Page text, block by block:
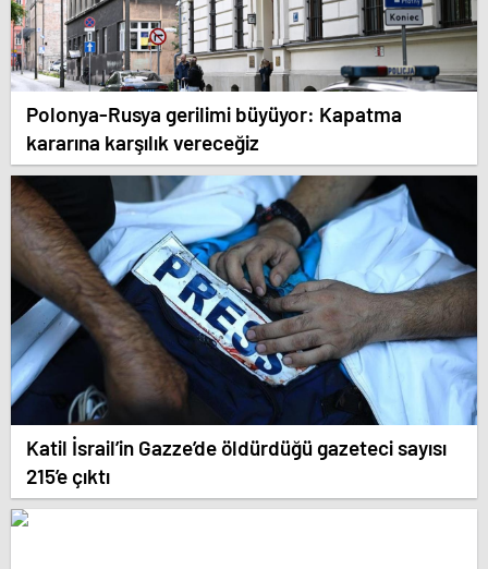
Polonya-Rusya gerilimi büyüyor: Kapatma
kararına karşılık vereceğiz
Katil İsrail’in Gazze’de öldürdüğü gazeteci sayısı
215’e çıktı